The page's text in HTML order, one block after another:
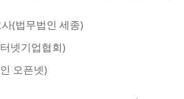
(법무법인 세종)
넷기업협회)
오픈넷)